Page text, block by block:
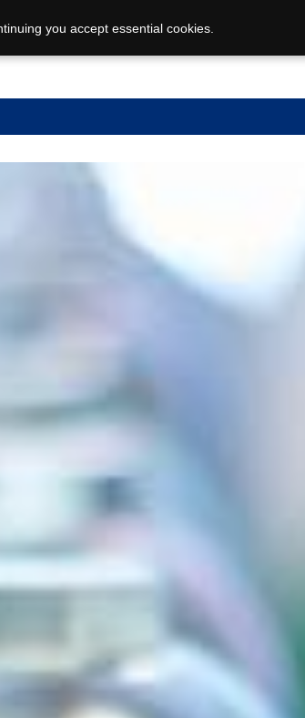
you accept essential cookies.